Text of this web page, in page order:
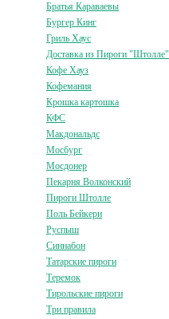
Братья Караваевы
Бургер Кинг
Гриль Хаус
Доставка из Пироги "Штолле"
Кофе Хауз
Кофемания
Крошка картошка
КФС
Макдональдс
Мосбург
Мосдонер
Пекарня Волконский
Пироги Штолле
Поль Бейкери
Руспыш
Синнабон
Татарские пироги
Теремок
Тирольские пироги
Три правила